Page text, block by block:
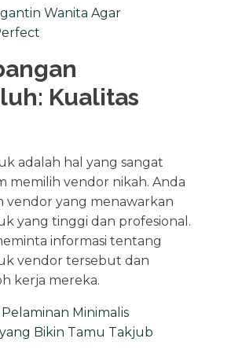
Wanita Agar
Kualitas
adalah hal yang sangat
memilih vendor nikah. Anda
vendor yang menawarkan
yang tinggi dan profesional.
informasi tentang
vendor tersebut dan
kerja mereka.
Minimalis
Bikin Tamu Takjub